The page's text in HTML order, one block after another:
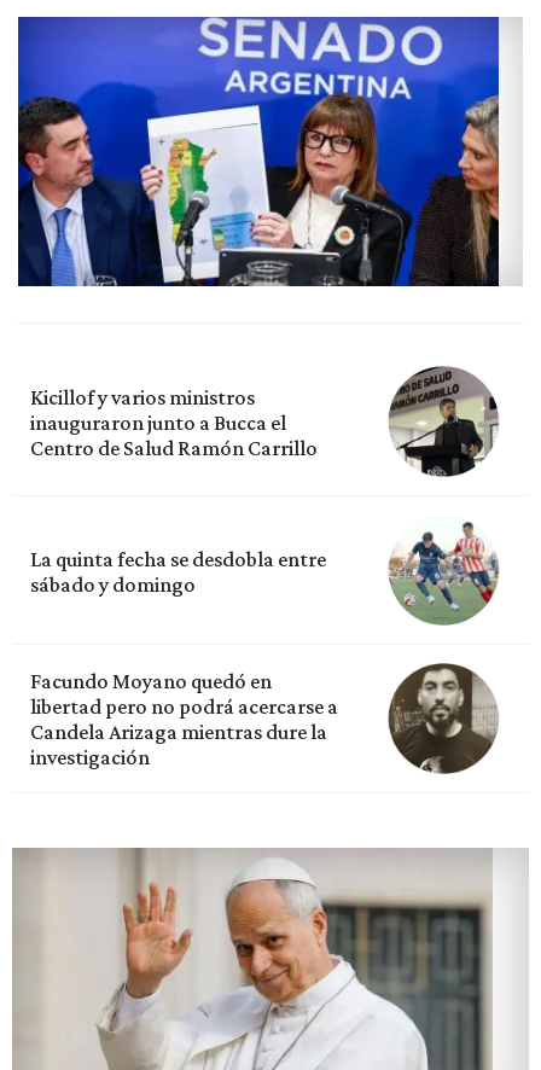
Kicillof y varios ministros
inauguraron junto a Bucca el
Centro de Salud Ramón Carrillo
La quinta fecha se desdobla entre
sábado y domingo
Facundo Moyano quedó en
libertad pero no podrá acercarse a
Candela Arizaga mientras dure la
investigación